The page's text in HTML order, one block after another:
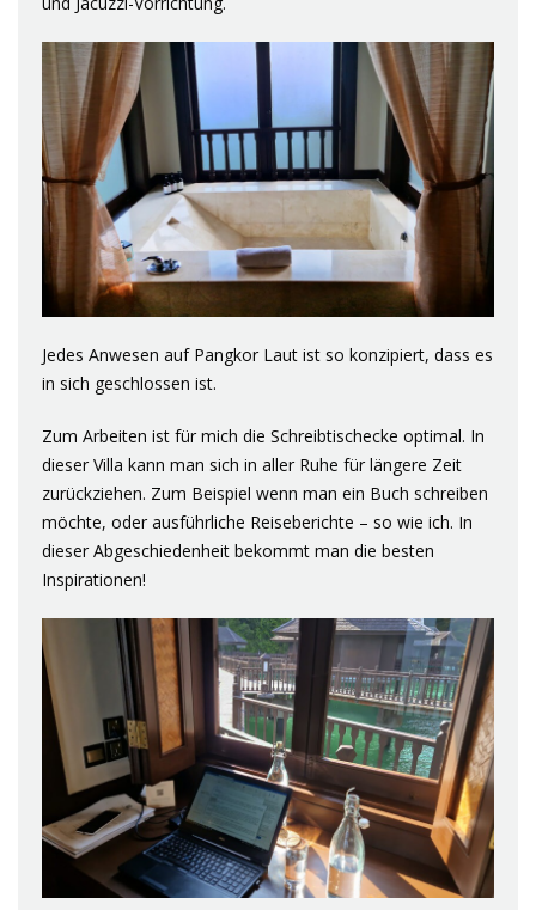
Jedes Anwesen auf Pangkor Laut ist so konzipiert, dass es
in sich geschlossen ist.
Zum Arbeiten ist für mich die Schreibtischecke optimal. In
dieser Villa kann man sich in aller Ruhe für längere Zeit
zurückziehen. Zum Beispiel wenn man ein Buch schreiben
möchte, oder ausführliche Reiseberichte – so wie ich. In
dieser Abgeschiedenheit bekommt man die besten
Inspirationen!